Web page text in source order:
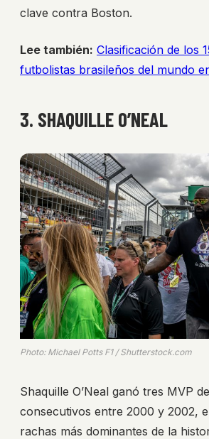
clave contra Boston.
Lee también: Clasificación de los
futbolistas brasileños del mundo
3. SHAQUILLE O’NEAL
Photo: Michael Potts F1 / Shutterstock.com
Shaquille O’Neal ganó tres MVP
consecutivos entre 2000 y 2002,
rachas más dominantes de la